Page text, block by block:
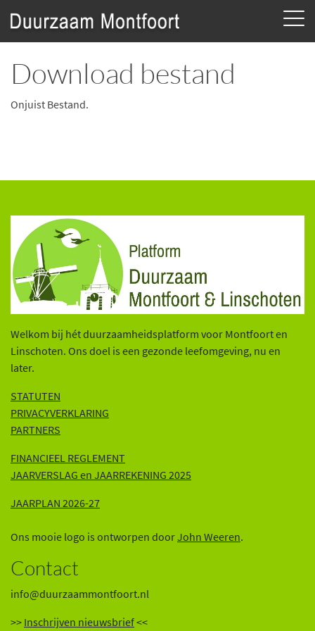
Download bestand
Onjuist Bestand.
Welkom bij hét duurzaamheidsplatform voor Montfoort en
Linschoten. Ons doel is een gezonde leefomgeving, nu en
later.
STATUTEN
PRIVACYVERKLARING
PARTNERS
FINANCIEEL REGLEMENT
JAARVERSLAG en JAARREKENING 2025
JAARPLAN 2026-27
Ons mooie logo is ontworpen doorJohn Weeren.
Contact
info@duurzaammontfoort.nl
>> Inschrijven nieuwsbrief<<